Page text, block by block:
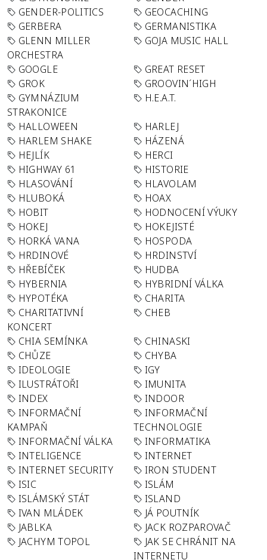
GENDER-POLITICS
GEOCACHING
GERBERA
GERMANISTIKA
GLENN MILLER
ORCHESTRA
GOJA MUSIC HALL
GOOGLE
GREAT RESET
GROK
GROOVIN´HIGH
GYMNÁZIUM
STRAKONICE
H.E.A.T.
HALLOWEEN
HARLEJ
HARLEM SHAKE
HÁZENÁ
HEJLÍK
HERCI
HIGHWAY 61
HISTORIE
HLASOVÁNÍ
HLAVOLAM
HLUBOKÁ
HOAX
HOBIT
HODNOCENÍ VÝUKY
HOKEJ
HOKEJISTÉ
HORKÁ VANA
HOSPODA
HRDINOVÉ
HRDINSTVÍ
HŘEBÍČEK
HUDBA
HYBERNIA
HYBRIDNÍ VÁLKA
HYPOTÉKA
CHARITA
CHARITATIVNÍ
KONCERT
CHEB
CHIA SEMÍNKA
CHINASKI
CHŮZE
CHYBA
IDEOLOGIE
IGY
ILUSTRÁTOŘI
IMUNITA
INDEX
INDOOR
INFORMAČNÍ
KAMPAŇ
INFORMAČNÍ
TECHNOLOGIE
INFORMAČNÍ VÁLKA
INFORMATIKA
INTELIGENCE
INTERNET
INTERNET SECURITY
IRON STUDENT
ISIC
ISLÁM
ISLÁMSKÝ STÁT
ISLAND
IVAN MLÁDEK
JÁ POUTNÍK
JABLKA
JACK ROZPAROVAČ
JACHYM TOPOL
JAK SE CHRÁNIT NA
INTERNETU